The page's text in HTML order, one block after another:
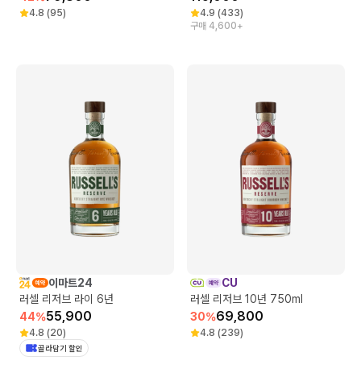
4.8 (95) 4.9 (433)
구매 4,600+
이마트24
러셀 리저브 라이 6년
44%55,900
4.8 (20)
골라담기 할인
CU
러셀 리저브 10년 750ml
30%69,800
4.8 (239)